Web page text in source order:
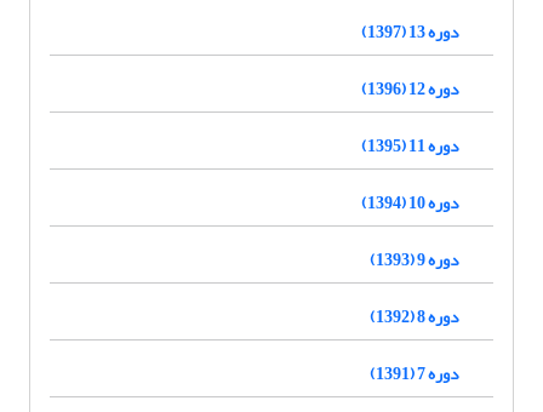
دوره 13 (1397)
دوره 12 (1396)
دوره 11 (1395)
دوره 10 (1394)
دوره 9 (1393)
دوره 8 (1392)
دوره 7 (1391)